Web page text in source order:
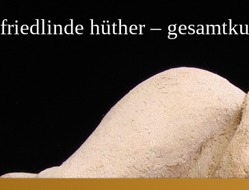
friedlinde hüther –